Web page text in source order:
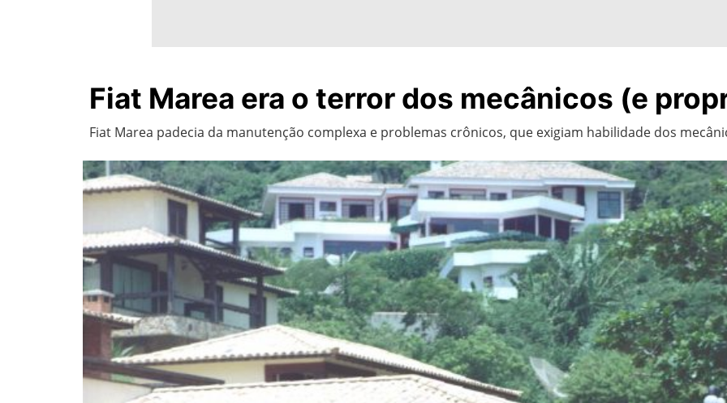
Fiat Marea era o terror dos mecânicos (e
Fiat Marea padecia da manutenção complexa e problemas crônicos, que exigiam habilidade dos